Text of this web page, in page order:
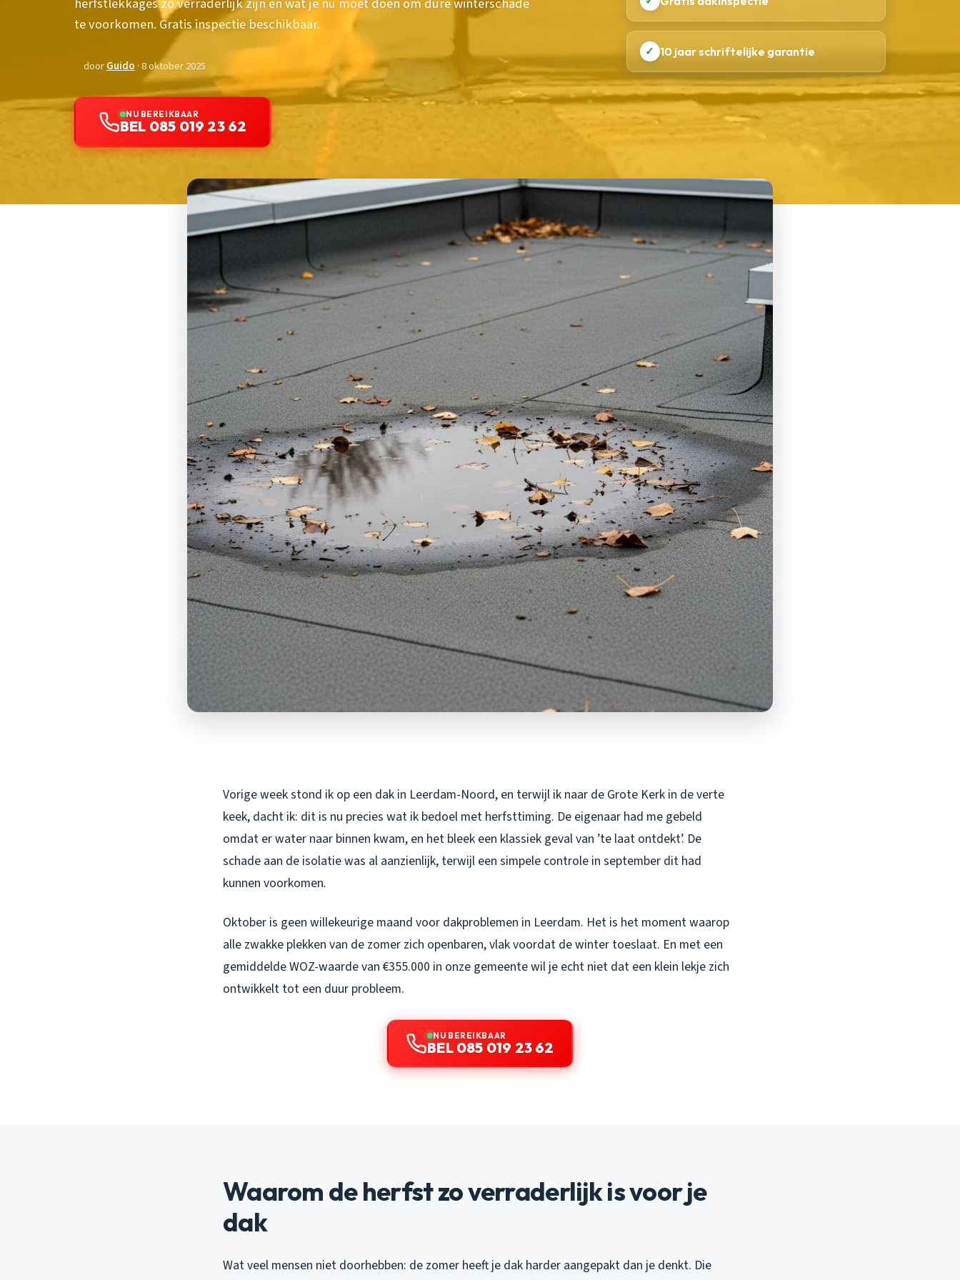
te voorkomen. Gratis inspectie beschikbaar.
doorGuido · 8 oktober 2025
NU BEREIKBAAR
BEL 085 019 23 62
✓ 10 jaar schriftelijke garantie
Vorige week stond ik op een dak in Leerdam-Noord, en terwijl ik naar de Grote Kerk in de verte
keek, dacht ik: dit is nu precies wat ik bedoel met herfsttiming. De eigenaar had me gebeld
omdat er water naar binnen kwam, en het bleek een klassiek geval van ’te laat ontdekt’. De
schade aan de isolatie was al aanzienlijk, terwijl een simpele controle in september dit had
kunnen voorkomen.
Oktober is geen willekeurige maand voor dakproblemen in Leerdam. Het is het moment waarop
alle zwakke plekken van de zomer zich openbaren, vlak voordat de winter toeslaat. En met een
gemiddelde WOZ-waarde van €355.000 in onze gemeente wil je echt niet dat een klein lekje zich
ontwikkelt tot een duur probleem.
NU BEREIKBAAR
BEL 085 019 23 62
Waarom de herfst zo verraderlijk is voor je
dak
Wat veel mensen niet doorhebben: de zomer heeft je dak harder aangepakt dan je denkt. Die